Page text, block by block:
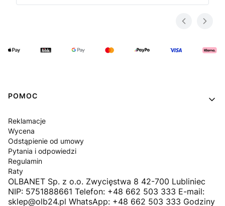
Linki w stopce
POMOC
Reklamacje
Wycena
Odstąpienie od umowy
Pytania i odpowiedzi
Regulamin
Raty
OLBANET Sp. z o.o. Zwycięstwa 8 42-700 Lubliniec
NIP: 5751888661 Telefon: +48 662 503 333 E-mail:
sklep@olb24.pl WhatsApp: +48 662 503 333 Godziny